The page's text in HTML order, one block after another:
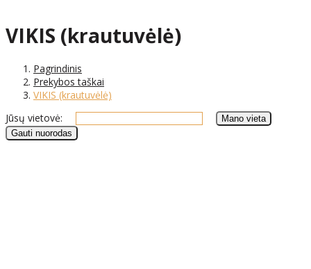
VIKIS (krautuvėlė)
Pagrindinis
Prekybos taškai
VIKIS (krautuvėlė)
Jūsų vietovė: